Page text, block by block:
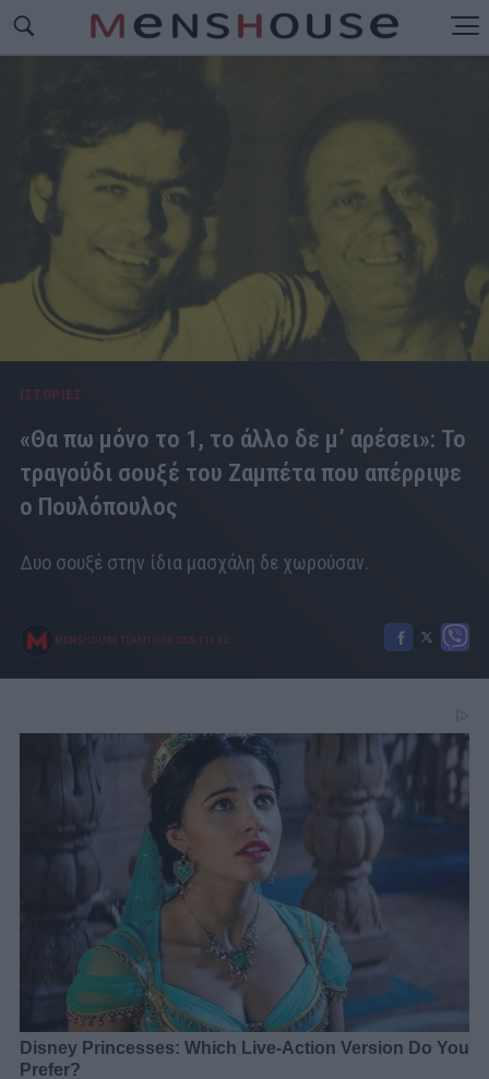
ΙΣΤΟΡΙΕΣ
«Θα πω μόνο το 1, το άλλο δε μ’ αρέσει»: Το
τραγούδι σουξέ του Ζαμπέτα που απέρριψε
ο Πουλόπουλος
Δυο σουξέ στην ίδια μασχάλη δε χωρούσαν.
MENSHOUSE TEAM 10/04/2025 11:42